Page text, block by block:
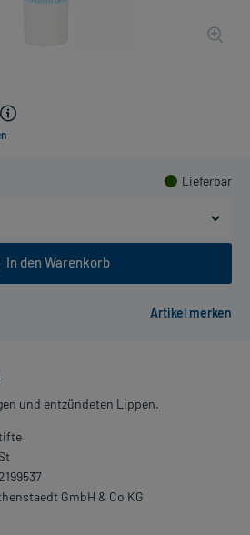
Lieferbar
In den Warenkorb
und entzündeten Lippen.
GmbH & Co KG